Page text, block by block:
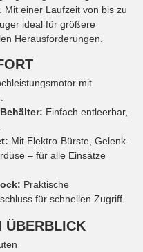
Mit einer Laufzeit von bis zu
ideal für größere
Herausforderungen.
mit
Einfach entleerbar,
Mit Elektro-Bürste, Gelenk-
– für alle Einsätze
Praktische
für schnellen Zugriff.
ÜBERBLICK